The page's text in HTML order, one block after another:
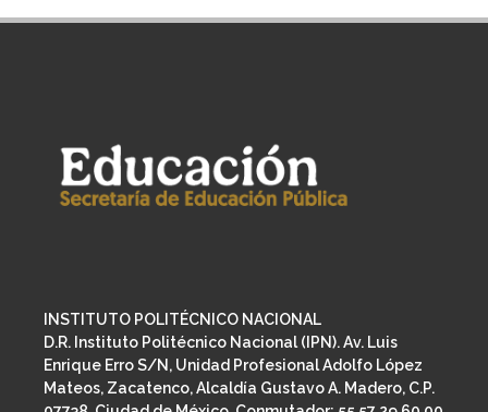
INSTITUTO POLITÉCNICO NACIONAL
D.R. Instituto Politécnico Nacional (IPN). Av. Luis
Enrique Erro S/N, Unidad Profesional Adolfo López
Mateos, Zacatenco, Alcaldía Gustavo A. Madero, C.P.